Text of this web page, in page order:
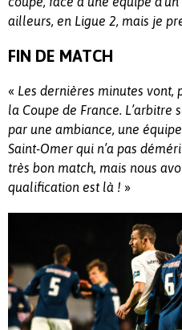
ailleurs, en Ligue 2, mais je
FIN DE MATCH
« Les dernières minutes
la Coupe de France.
par une ambiance, une
Saint-Omer qui n’a pas
très bon match, mais nous
qualification est là ! »